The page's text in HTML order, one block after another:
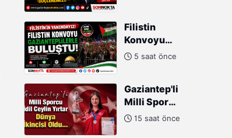
"Üretici
Güçlenmeden
Türkiye
Filistin
Konvoyu
Gazianteplilerle
5 saat önce
Gaziantep'li
Milli Sporcu
İdil Ceylin
15 saat önce